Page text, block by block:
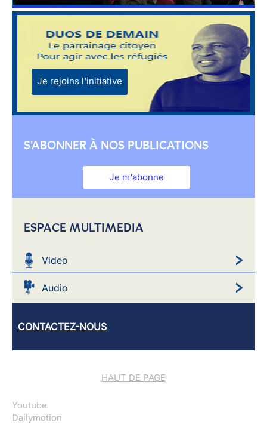
Je rejoins l'initiative
S'ABONNER À NOS PUBLICATIONS
Je m'abonne
ESPACE MULTIMEDIA
Video
Audio
CONTACTEZ-NOUS
HAUT DE PAGE
Youtube
Dailymotion